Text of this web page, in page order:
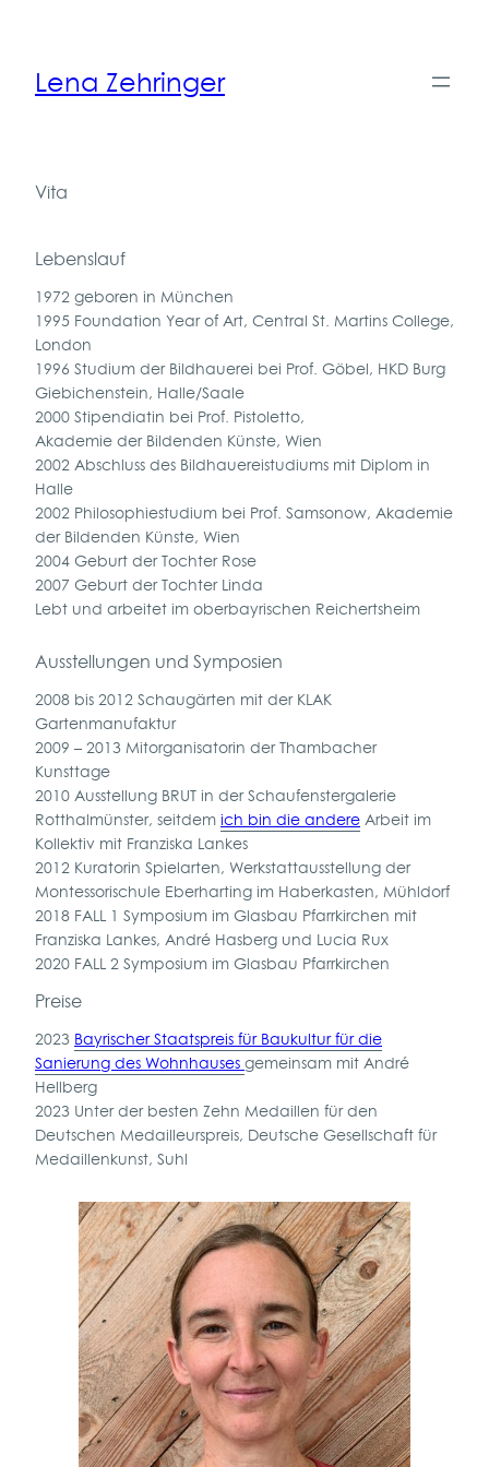
springenLena Zehringer
Vita
Lebenslauf
1972 geboren in München
1995 Foundation Year of Art, Central St. Martins College,
London
1996 Studium der Bildhauerei bei Prof. Göbel, HKD Burg
Giebichenstein, Halle/Saale
2000 Stipendiatin bei Prof. Pistoletto,
Akademie der Bildenden Künste, Wien
2002 Abschluss des Bildhauereistudiums mit Diplom in
Halle
2002 Philosophiestudium bei Prof. Samsonow, Akademie
der Bildenden Künste, Wien
2004 Geburt der Tochter Rose
2007 Geburt der Tochter Linda
Lebt und arbeitet im oberbayrischen Reichertsheim
Ausstellungen und Symposien
2008 bis 2012 Schaugärten mit der KLAK
Gartenmanufaktur
2009 – 2013 Mitorganisatorin der Thambacher
Kunsttage
2010 Ausstellung BRUT in der Schaufenstergalerie
Rotthalmünster, seitdem ich bin die andere Arbeit im
Kollektiv mit Franziska Lankes
2012 Kuratorin Spielarten, Werkstattausstellung der
Montessorischule Eberharting im Haberkasten, Mühldorf
2018 FALL 1 Symposium im Glasbau Pfarrkirchen mit
Franziska Lankes, André Hasberg und Lucia Rux
2020 FALL 2 Symposium im Glasbau Pfarrkirchen
Preise
2023 Bayrischer Staatspreis für Baukultur für die
Sanierung des Wohnhauses gemeinsam mit André
Hellberg
2023 Unter der besten Zehn Medaillen für den
Deutschen Medailleurspreis, Deutsche Gesellschaft für
Medaillenkunst, Suhl